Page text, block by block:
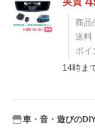
商品
送料
ポイ
14時ま
車・音・遊びの